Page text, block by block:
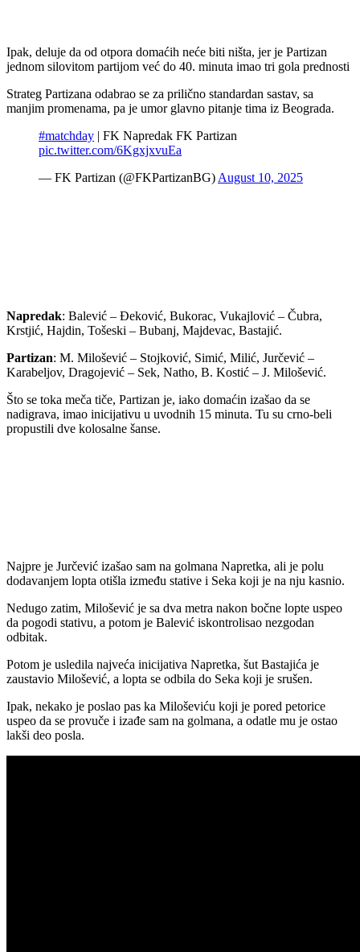
Ipak, deluje da od otpora domaćih neće biti ništa, jer je Partizan
jednom silovitom partijom već do 40. minuta imao tri gola prednosti
Strateg Partizana odabrao se za prilično standardan sastav, sa
manjim promenama, pa je umor glavno pitanje tima iz Beograda.
#matchday | FK Napredak FK Partizan
pic.twitter.com/6KgxjxvuEa
— FK Partizan (@FKPartizanBG) August 10, 2025
Napredak: Balević – Đeković, Bukorac, Vukajlović – Čubra,
Krstjić, Hajdin, Tošeski – Bubanj, Majdevac, Bastajić.
Partizan: M. Milošević – Stojković, Simić, Milić, Jurčević –
Karabeljov, Dragojević – Sek, Natho, B. Kostić – J. Milošević.
Što se toka meča tiče, Partizan je, iako domaćin izašao da se
nadigrava, imao inicijativu u uvodnih 15 minuta. Tu su crno-beli
propustili dve kolosalne šanse.
Najpre je Jurčević izašao sam na golmana Napretka, ali je polu
dodavanjem lopta otišla između stative i Seka koji je na nju kasnio.
Nedugo zatim, Milošević je sa dva metra nakon bočne lopte uspeo
da pogodi stativu, a potom je Balević iskontrolisao nezgodan
odbitak.
Potom je usledila najveća inicijativa Napretka, šut Bastajića je
zaustavio Milošević, a lopta se odbila do Seka koji je srušen.
Ipak, nekako je poslao pas ka Miloševiću koji je pored petorice
uspeo da se provuče i izađe sam na golmana, a odatle mu je ostao
lakši deo posla.